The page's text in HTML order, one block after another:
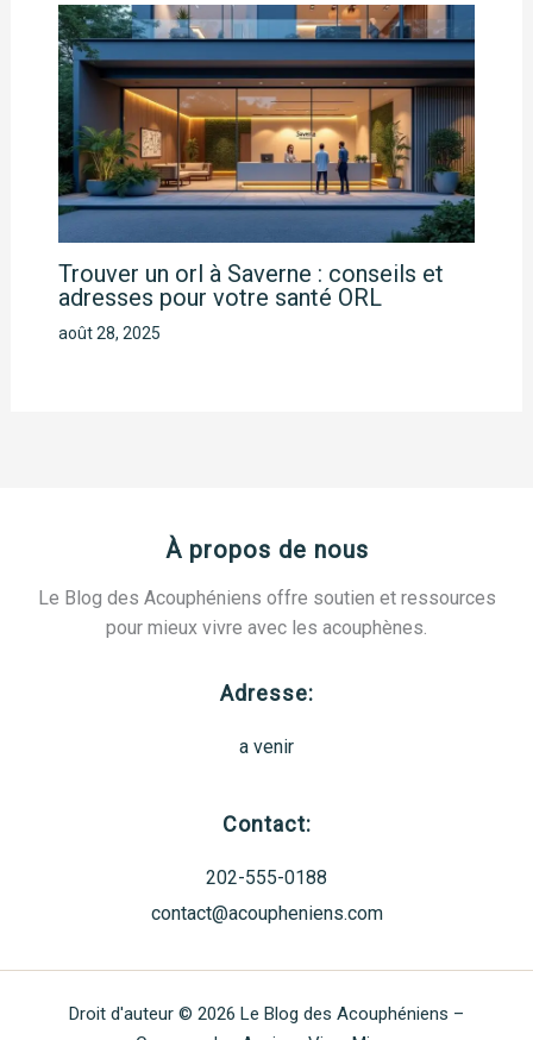
Trouver un orl à Saverne : conseils et
adresses pour votre santé ORL
août 28, 2025
À propos de nous
Le Blog des Acouphéniens offre soutien et ressources
pour mieux vivre avec les acouphènes.
Adresse:
a venir
Contact:
202-555-0188
contact@acoupheniens.com
Droit d'auteur © 2026 Le Blog des Acouphéniens –